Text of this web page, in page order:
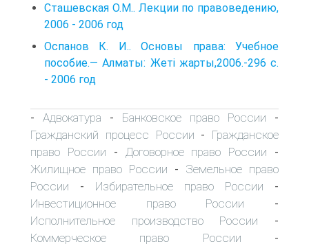
Сташевская О.М.. Лекции по правоведению,
2006 - 2006 год
Оспанов К. И.. Основы права: Учебное
пособие.— Алматы: Жеті жарты,2006.-296 с.
- 2006 год
- Адвокатура - Банковское право России -
Гражданский процесс России - Гражданское
право России - Договорное право России -
Жилищное право России - Земельное право
России - Избирательное право России -
Инвестиционное право России -
Исполнительное производство России -
Коммерческое право России -